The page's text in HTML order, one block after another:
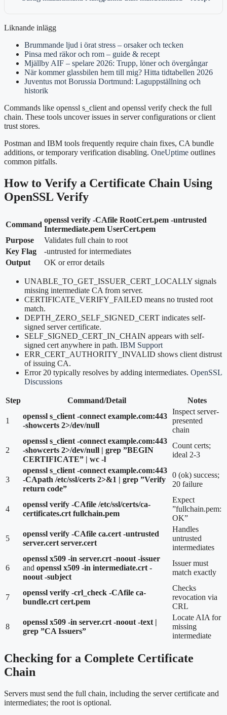
Liknande inlägg
Brummande ljud i örat stress – orsaker och tecken
Pinsa med räkor och rom – guide & recept
Mjällby AIF – spelare 2026: Trupp, löner och övergångar
När kommer glassbilen hem till mig? Hitta tidtabellen 2026
Juventus mot Borussia Dortmund: Laguppställning och
historik
Commands like openssl s_client and openssl verify check the full
chain. These tools uncover issues in server configurations or client
trust stores.
Postman and IBM tools frequently require chain fixes, CA bundle
additions, or temporary verification disabling. OneUptime outlines
common pitfalls.
How to Verify a Certificate Chain Using
OpenSSL Verify
Command
openssl verify -CAfile RootCert.pem -untrusted
Intermediate.pem UserCert.pem
Purpose
Validates full chain to root
Key Flag
-untrusted for intermediates
Output
OK or error details
UNABLE_TO_GET_ISSUER_CERT_LOCALLY signals
missing intermediate CA from server.
CERTIFICATE_VERIFY_FAILED means no trusted root
match.
DEPTH_ZERO_SELF_SIGNED_CERT indicates self-
signed server certificate.
SELF_SIGNED_CERT_IN_CHAIN appears with self-
signed cert anywhere in path. IBM Support
ERR_CERT_AUTHORITY_INVALID shows client distrust
of issuing CA.
Error 20 typically resolves by adding intermediates. OpenSSL
Discussions
Step Command/Detail Notes
1
openssl s_client -connect example.com:443
-showcerts 2>/dev/null
Inspect server-
presented
chain
2
openssl s_client -connect example.com:443
-showcerts 2>/dev/null | grep ”BEGIN
CERTIFICATE” | wc -l
Count certs;
ideal 2-3
3
openssl s_client -connect example.com:443
-CApath /etc/ssl/certs 2>&1 | grep ”Verify
return code”
0 (ok) success;
20 failure
4
openssl verify -CAfile /etc/ssl/certs/ca-
certificates.crt fullchain.pem
Expect
”fullchain.pem:
OK”
5
openssl verify -CAfile ca.cert -untrusted
server.cert server.cert
Handles
untrusted
intermediates
6
openssl x509 -in server.crt -noout -issuer
and openssl x509 -in intermediate.crt -
noout -subject
Issuer must
match exactly
7
openssl verify -crl_check -CAfile ca-
bundle.crt cert.pem
Checks
revocation via
CRL
8
openssl x509 -in server.crt -noout -text |
grep ”CA Issuers”
Locate AIA for
missing
intermediate
Checking for a Complete Certificate
Chain
Servers must send the full chain, including the server certificate and
intermediates; the root is optional.